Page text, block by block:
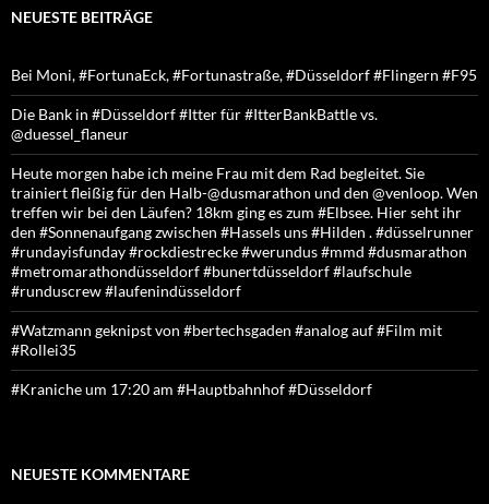
NEUESTE BEITRÄGE
Bei Moni, #FortunaEck, #Fortunastraße, #Düsseldorf #Flingern #F95
Die Bank in #Düsseldorf #Itter für #ItterBankBattle vs.
@duessel_flaneur
Heute morgen habe ich meine Frau mit dem Rad begleitet. Sie
trainiert fleißig für den Halb-@dusmarathon und den @venloop. Wen
treffen wir bei den Läufen? 18km ging es zum #Elbsee. Hier seht ihr
den #Sonnenaufgang zwischen #Hassels uns #Hilden . #düsselrunner
#rundayisfunday #rockdiestrecke #werundus #mmd #dusmarathon
#metromarathondüsseldorf #bunertdüsseldorf #laufschule
#runduscrew #laufenindüsseldorf
#Watzmann geknipst von #bertechsgaden #analog auf #Film mit
#Rollei35
#Kraniche um 17:20 am #Hauptbahnhof #Düsseldorf
NEUESTE KOMMENTARE